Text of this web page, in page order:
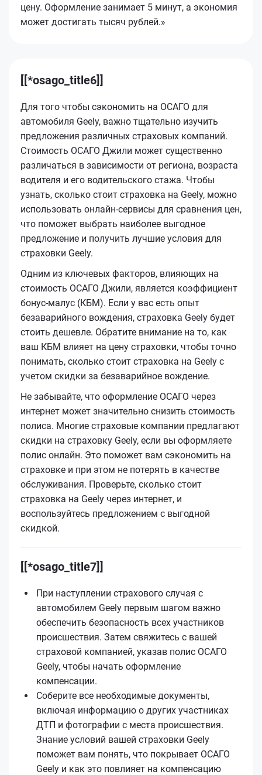
цену. Оформление занимает 5 минут, а экономия
может достигать тысяч рублей.»
[[*osago_title6]]
Для того чтобы сэкономить на ОСАГО для
автомобиля Geely, важно тщательно изучить
предложения различных страховых компаний.
Стоимость ОСАГО Джили может существенно
различаться в зависимости от региона, возраста
водителя и его водительского стажа. Чтобы
узнать, сколько стоит страховка на Geely, можно
использовать онлайн-сервисы для сравнения цен,
что поможет выбрать наиболее выгодное
предложение и получить лучшие условия для
страховки Geely.
Одним из ключевых факторов, влияющих на
стоимость ОСАГО Джили, является коэффициент
бонус-малус (КБМ). Если у вас есть опыт
безаварийного вождения, страховка Geely будет
стоить дешевле. Обратите внимание на то, как
ваш КБМ влияет на цену страховки, чтобы точно
понимать, сколько стоит страховка на Geely с
учетом скидки за безаварийное вождение.
Не забывайте, что оформление ОСАГО через
интернет может значительно снизить стоимость
полиса. Многие страховые компании предлагают
скидки на страховку Geely, если вы оформляете
полис онлайн. Это поможет вам сэкономить на
страховке и при этом не потерять в качестве
обслуживания. Проверьте, сколько стоит
страховка на Geely через интернет, и
воспользуйтесь предложением с выгодной
скидкой.
[[*osago_title7]]
При наступлении страхового случая с
автомобилем Geely первым шагом важно
обеспечить безопасность всех участников
происшествия. Затем свяжитесь с вашей
страховой компанией, указав полис ОСАГО
Geely, чтобы начать оформление
компенсации.
Соберите все необходимые документы,
включая информацию о других участниках
ДТП и фотографии с места происшествия.
Знание условий вашей страховки Geely
поможет вам понять, что покрывает ОСАГО
Geely и как это повлияет на компенсацию